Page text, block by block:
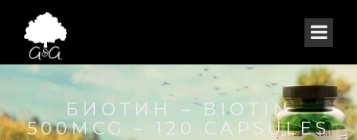
БИОТИН – BIOTIN
500MCG – 120 CAPSULES